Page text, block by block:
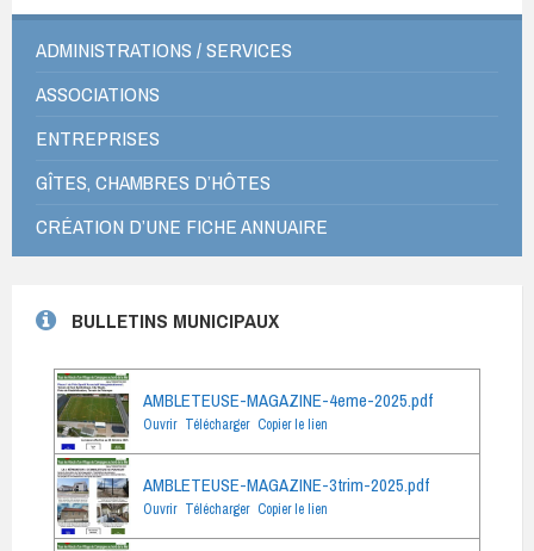
ADMINISTRATIONS / SERVICES
ASSOCIATIONS
ENTREPRISES
GÎTES, CHAMBRES D’HÔTES
CRÉATION D’UNE FICHE ANNUAIRE
BULLETINS MUNICIPAUX
AMBLETEUSE-MAGAZINE-4eme-2025.pdf
Ouvrir Télécharger Copier le lien
AMBLETEUSE-MAGAZINE-3trim-2025.pdf
Ouvrir Télécharger Copier le lien